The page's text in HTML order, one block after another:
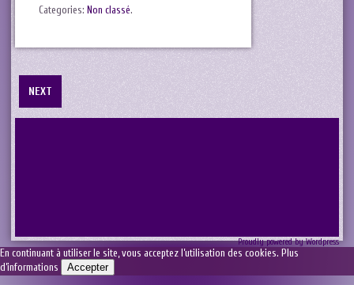
Categories: Non classé.
NEXT
Proudly powered by Wordpress
En continuant à utiliser le site, vous acceptez l’utilisation des cookies. Plus
d’informations
Accepter